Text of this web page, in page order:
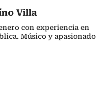
Villa
con experiencia en
Músico y apasionado